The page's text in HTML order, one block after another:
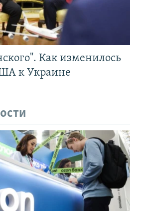
Как изменилось
к Украине